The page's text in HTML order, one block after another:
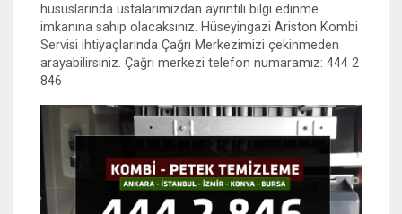
hususlarında ustalarımızdan ayrıntılı bilgi edinme
imkanına sahip olacaksınız. Hüseyingazi Ariston Kombi
Servisi ihtiyaçlarında Çağrı Merkezimizi çekinmeden
arayabilirsiniz. Çağrı merkezi telefon numaramız: 444 2
846